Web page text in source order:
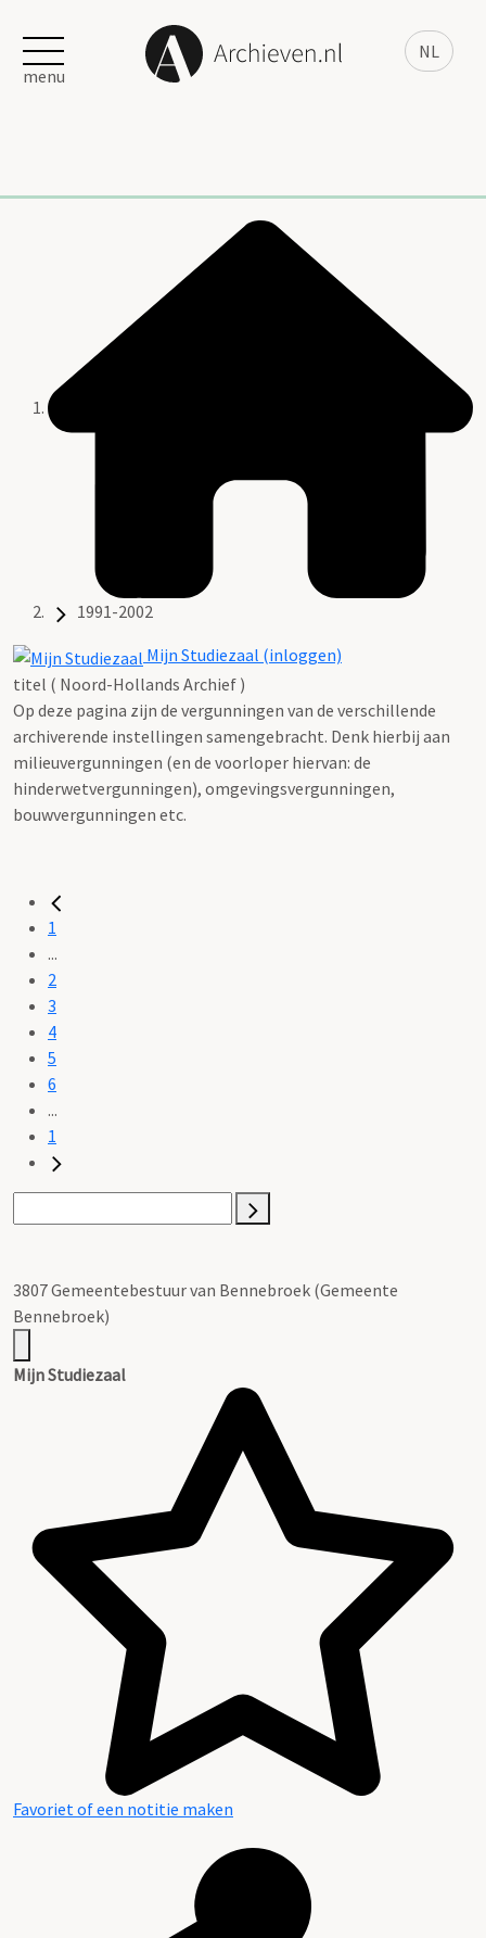
NL
menu
1991-2002
Mijn Studiezaal (inloggen)
titel ( Noord-Hollands Archief )
Op deze pagina zijn de vergunningen van de verschillende
archiverende instellingen samengebracht. Denk hierbij aan
milieuvergunningen (en de voorloper hiervan: de
hinderwetvergunningen), omgevingsvergunningen,
bouwvergunningen etc.
1
...
2
3
4
5
6
...
1
3807 Gemeentebestuur van Bennebroek (Gemeente
Bennebroek)
Mijn Studiezaal
Favoriet of een notitie maken